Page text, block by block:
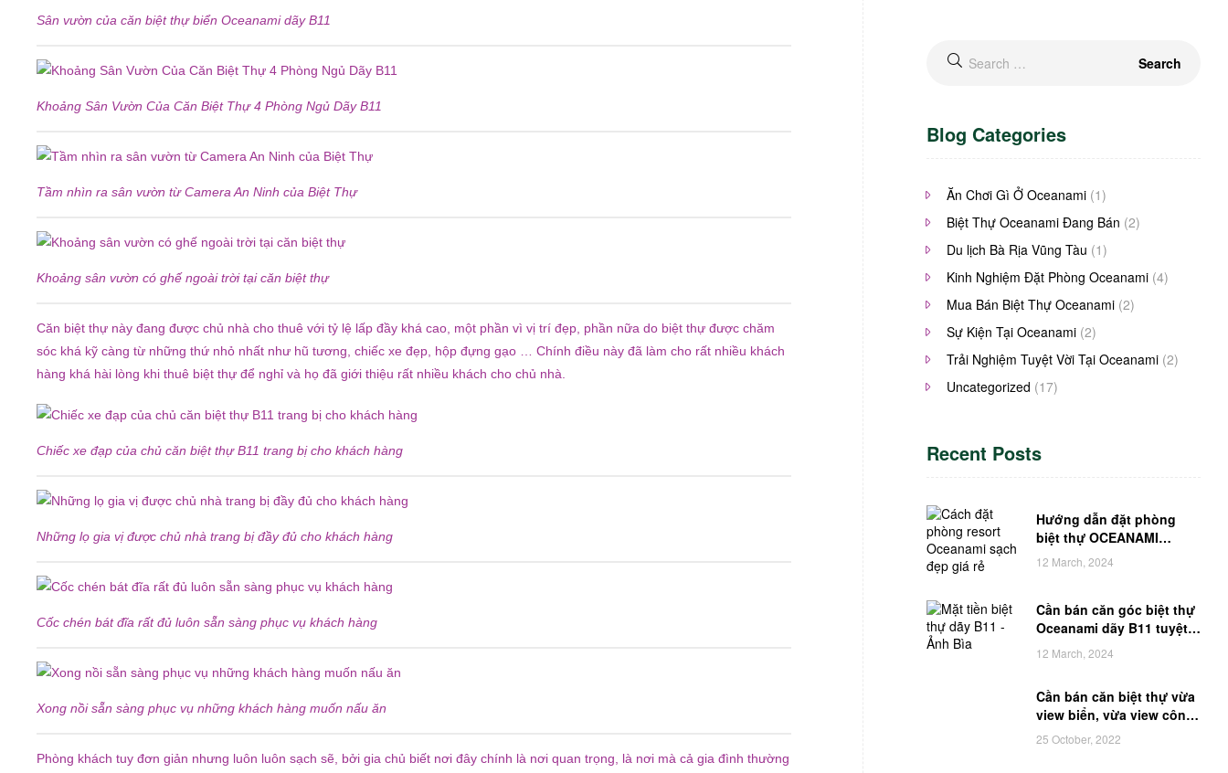
Sân vườn của căn biệt thự biển Oceanami dãy B11
Khoảng Sân Vườn Của Căn Biệt Thự 4 Phòng Ngủ Dãy B11
Tầm nhìn ra sân vườn từ Camera An Ninh của Biệt Thự
Khoảng sân vườn có ghế ngoài trời tại căn biệt thự
Căn biệt thự này đang được chủ nhà cho thuê với tỷ lệ lấp đầy khá cao, một phần vì vị trí đẹp, phần nữa do biệt thự được chăm
sóc khá kỹ càng từ những thứ nhỏ nhất như hũ tương, chiếc xe đẹp, hộp đựng gạo … Chính điều này đã làm cho rất nhiều khách
hàng khá hài lòng khi thuê biệt thự để nghỉ và họ đã giới thiệu rất nhiều khách cho chủ nhà.
Chiếc xe đạp của chủ căn biệt thự B11 trang bị cho khách hàng
Những lọ gia vị được chủ nhà trang bị đầy đủ cho khách hàng
Cốc chén bát đĩa rất đủ luôn sẵn sàng phục vụ khách hàng
Xong nồi sẵn sàng phục vụ những khách hàng muốn nấu ăn
Phòng khách tuy đơn giản nhưng luôn luôn sạch sẽ, bởi gia chủ biết nơi đây chính là nơi quan trọng, là nơi mà cả gia đình thường
Blog Categories
Ăn Chơi Gì Ở Oceanami(1)
Biệt Thự Oceanami Đang Bán (2)
Du lịch Bà Rịa Vũng Tàu (1)
Kinh Nghiệm Đặt Phòng Oceanami(4)
Mua Bán Biệt Thự Oceanami(2)
Sự Kiện Tại Oceanami(2)
Trải Nghiệm Tuyệt Vời Tại Oceanami(2)
Uncategorized (17)
Recent Posts
Hướng dẫn đặt phòng
biệt thự OCEANAMI
RESORT vừa rẻ vừa đẹp
vừa sạch
12 March, 2024
Cần bán căn góc biệt thự
Oceanami dãy B11 tuyệt
đẹp
12 March, 2024
Cần bán căn biệt thự vừa
view biển, vừa view công
viên dãy B13
25 October, 2022